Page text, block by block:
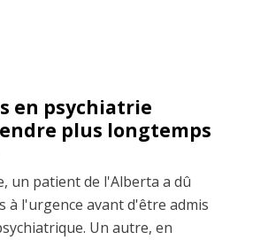
en psychiatrie
plus longtemps
un patient de l'Alberta a dû
à l'urgence avant d'être admis
Un autre, en